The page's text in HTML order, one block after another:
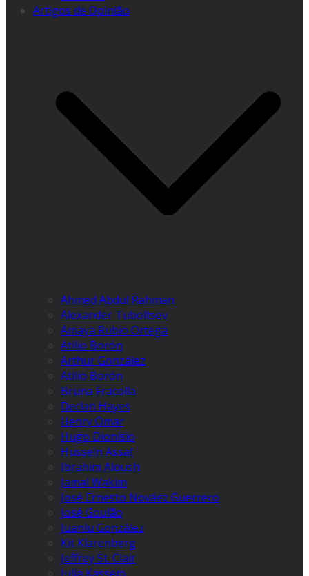
Artigos de Opinião
Ahmed Abdul Rahman
Alexander Tuboltsev
Amaya Rubio Ortega
Atilio Borón
Arthur González
Atilio Borón
Bruna Fracolla
Declan Hayes
Henry Omar
Hugo Dionísio
Hussein Assaf
Ibrahim Aloush
Jamal Wakim
José Ernesto Nováez Guerrero
José Goulão
Juanlu González
Kit Klarenberg
Jeffrey St. Clair